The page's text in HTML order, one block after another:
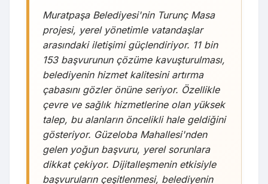
Muratpaşa Belediyesi'nin Turunç Masa
projesi, yerel yönetimle vatandaşlar
arasındaki iletişimi güçlendiriyor. 11 bin
153 başvurunun çözüme kavuşturulması,
belediyenin hizmet kalitesini artırma
çabasını gözler önüne seriyor. Özellikle
çevre ve sağlık hizmetlerine olan yüksek
talep, bu alanların öncelikli hale geldiğini
gösteriyor. Güzeloba Mahallesi'nden
gelen yoğun başvuru, yerel sorunlara
dikkat çekiyor. Dijitalleşmenin etkisiyle
başvuruların çeşitlenmesi, belediyenin